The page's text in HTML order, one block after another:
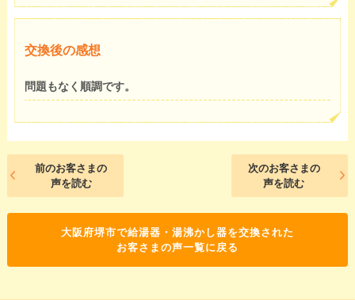
交換後の感想
問題もなく順調です。
前のお客さまの
声を読む
次のお客さまの
声を読む
大阪府堺市で給湯器・湯沸かし器を交換された
お客さまの声一覧に戻る